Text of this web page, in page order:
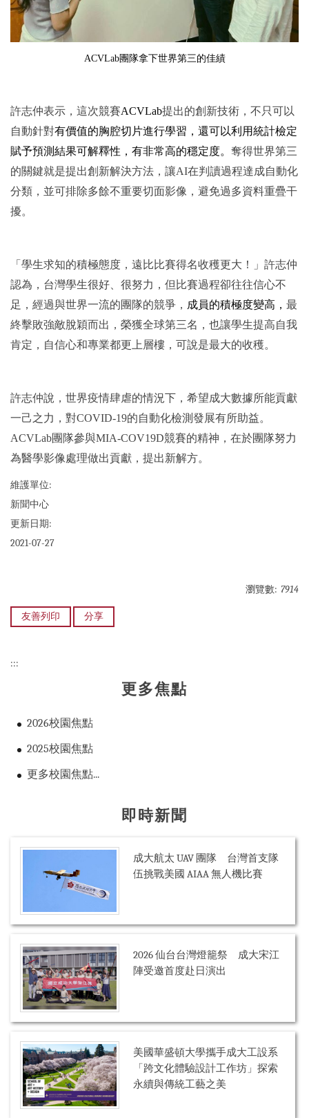
ACVLab團隊拿下世界第三的佳績
許志仲表示，這次競賽ACVLab提出的創新技術，不只可以
自動針對有價值的胸腔切片進行學習，還可以利用統計檢定
賦予預測結果可解釋性，有非常高的穩定度。 奪得世界第三
的關鍵就是提出創新解決方法，讓AI在判讀過程達成自動化
分類，並可排除多餘不重要切面影像，避免過多資料重疊干
擾。
「學生求知的積極態度，遠比比賽得名收穫更大！」許志仲
認為，台灣學生很好、很努力，但比賽過程卻往往信心不
足，經過與世界一流的團隊的競爭， 成員的積極度變高， 最
終擊敗強敵脫穎而出，榮獲全球第三名，也讓學生提高自我
肯定，自信心和專業都更上層樓，可說是最大的收穫。
許志仲說，世界疫情肆虐的情況下，希望成大數據所能貢獻
一己之力，對COVID-19的自動化檢測發展有所助益。
ACVLab團隊參與MIA-COV19D競賽的精神，在於團隊努力
為醫學影像處理做出貢獻，提出新解方。
維護單位:
新聞中心
更新日期:
2021-07-27
瀏覽數: 7914
友善列印 分享
:::
更多焦點
2026校園焦點
2025校園焦點
更多校園焦點...
即時新聞
成大航太 UAV 團隊 台灣首支隊
伍挑戰美國 AIAA 無人機比賽
2026 仙台台灣燈籠祭 成大宋江
陣受邀首度赴日演出
美國華盛頓大學攜手成大工設系
「跨文化體驗設計工作坊」探索
永續與傳統工藝之美